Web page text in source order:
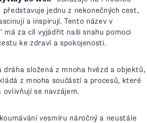
jednu z nekonečných cest,
a inspirují. Tento název v
má za cíl vyjádřit naši snahu pomoci
ke zdraví a spokojenosti.
dráha složená z mnoha hvězd a objektů,
z mnoha součástí a procesů, které
ovlivňují se navzájem.
vesmíru náročný a neustále